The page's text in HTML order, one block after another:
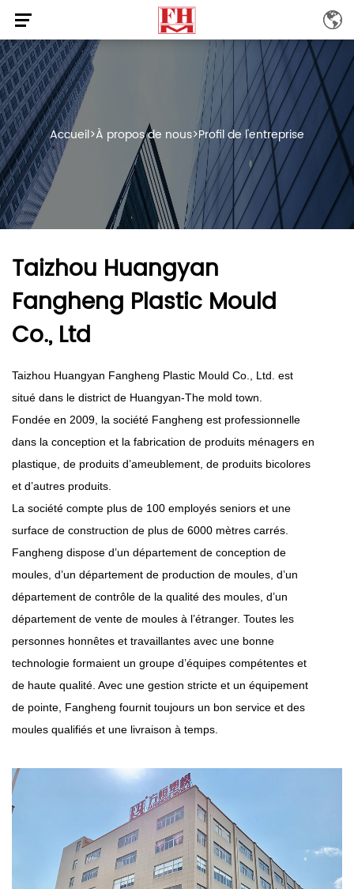
Accueil>À propos de nous>Profil de l'entreprise
Taizhou Huangyan
Fangheng Plastic Mould
Co., Ltd
Taizhou Huangyan Fangheng Plastic Mould Co., Ltd. est
situé dans le district de Huangyan-The mold town.
Fondée en 2009, la société Fangheng est professionnelle
dans la conception et la fabrication de produits ménagers en
plastique, de produits d’ameublement, de produits bicolores
et d’autres produits.
La société compte plus de 100 employés seniors et une
surface de construction de plus de 6000 mètres carrés.
Fangheng dispose d’un département de conception de
moules, d’un département de production de moules, d’un
département de contrôle de la qualité des moules, d’un
département de vente de moules à l’étranger. Toutes les
personnes honnêtes et travaillantes avec une bonne
technologie formaient un groupe d’équipes compétentes et
de haute qualité. Avec une gestion stricte et un équipement
de pointe, Fangheng fournit toujours un bon service et des
moules qualifiés et une livraison à temps.